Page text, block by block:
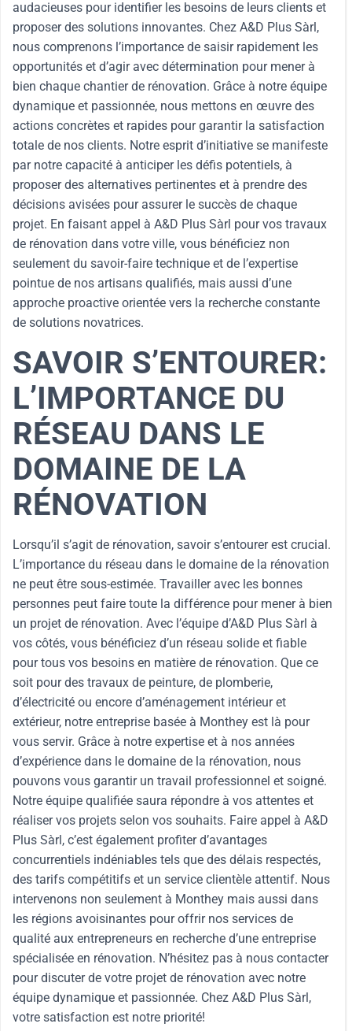
audacieuses pour identifier les besoins de leurs clients et
proposer des solutions innovantes. Chez A&D Plus Sàrl,
nous comprenons l’importance de saisir rapidement les
opportunités et d’agir avec détermination pour mener à
bien chaque chantier de rénovation. Grâce à notre équipe
dynamique et passionnée, nous mettons en œuvre des
actions concrètes et rapides pour garantir la satisfaction
totale de nos clients. Notre esprit d’initiative se manifeste
par notre capacité à anticiper les défis potentiels, à
proposer des alternatives pertinentes et à prendre des
décisions avisées pour assurer le succès de chaque
projet. En faisant appel à A&D Plus Sàrl pour vos travaux
de rénovation dans votre ville, vous bénéficiez non
seulement du savoir-faire technique et de l’expertise
pointue de nos artisans qualifiés, mais aussi d’une
approche proactive orientée vers la recherche constante
de solutions novatrices.
SAVOIR S’ENTOURER:
L’IMPORTANCE DU
RÉSEAU DANS LE
DOMAINE DE LA
RÉNOVATION
Lorsqu’il s’agit de rénovation, savoir s’entourer est crucial.
L’importance du réseau dans le domaine de la rénovation
ne peut être sous-estimée. Travailler avec les bonnes
personnes peut faire toute la différence pour mener à bien
un projet de rénovation. Avec l’équipe d’A&D Plus Sàrl à
vos côtés, vous bénéficiez d’un réseau solide et fiable
pour tous vos besoins en matière de rénovation. Que ce
soit pour des travaux de peinture, de plomberie,
d’électricité ou encore d’aménagement intérieur et
extérieur, notre entreprise basée à Monthey est là pour
vous servir. Grâce à notre expertise et à nos années
d’expérience dans le domaine de la rénovation, nous
pouvons vous garantir un travail professionnel et soigné.
Notre équipe qualifiée saura répondre à vos attentes et
réaliser vos projets selon vos souhaits. Faire appel à A&D
Plus Sàrl, c’est également profiter d’avantages
concurrentiels indéniables tels que des délais respectés,
des tarifs compétitifs et un service clientèle attentif. Nous
intervenons non seulement à Monthey mais aussi dans
les régions avoisinantes pour offrir nos services de
qualité aux entrepreneurs en recherche d’une entreprise
spécialisée en rénovation. N’hésitez pas à nous contacter
pour discuter de votre projet de rénovation avec notre
équipe dynamique et passionnée. Chez A&D Plus Sàrl,
votre satisfaction est notre priorité!